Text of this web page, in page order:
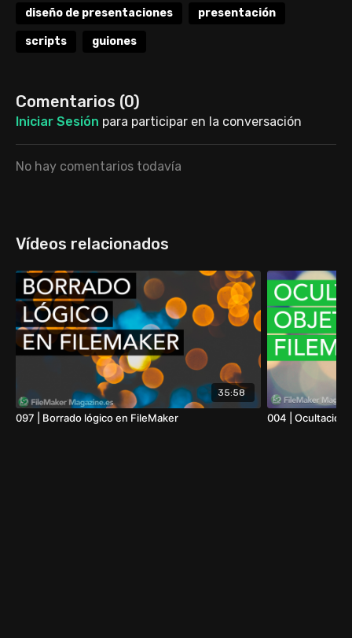
diseño de presentaciones presentación
scripts guiones
Comentarios (0)
Iniciar Sesión para participar en la conversación
No hay comentarios todavía
Vídeos relacionados
35:58
097 | Borrado lógico en FileMaker 004 | Ocultación